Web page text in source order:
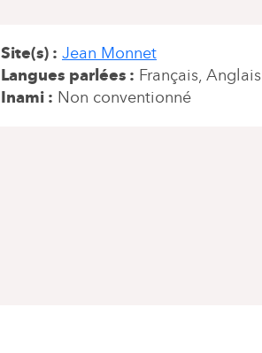
Site(s)
Jean Monnet
Langues parlées
Français Anglais
Inami
Non conventionné